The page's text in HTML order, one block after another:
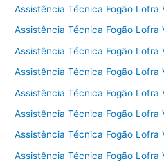
Assistência Técnica Fogão Lofra
Assistência Técnica Fogão Lofra
Assistência Técnica Fogão Lofra
Assistência Técnica Fogão Lofra
Assistência Técnica Fogão Lofra
Assistência Técnica Fogão Lofra
Assistência Técnica Fogão Lofra
Assistência Técnica Fogão Lofra